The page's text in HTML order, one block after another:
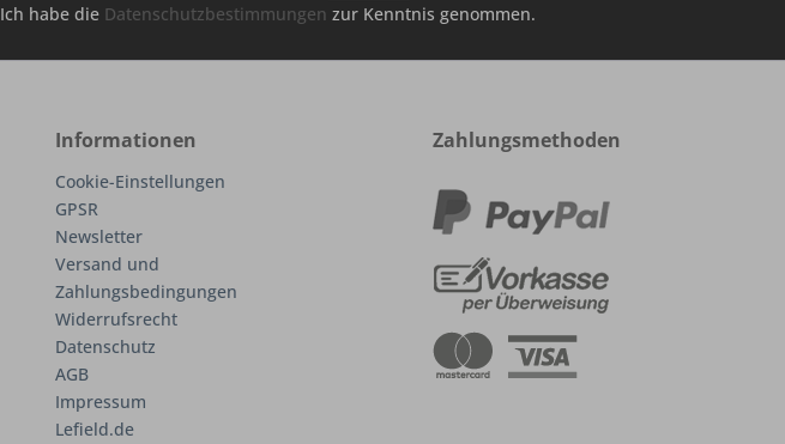
Ich habe die Datenschutzbestimmungen zur Kenntnis genommen.
Informationen
Cookie-Einstellungen
GPSR
Newsletter
Versand und
Zahlungsbedingungen
Widerrufsrecht
Datenschutz
AGB
Impressum
Lefield.de
Zahlungsmethoden